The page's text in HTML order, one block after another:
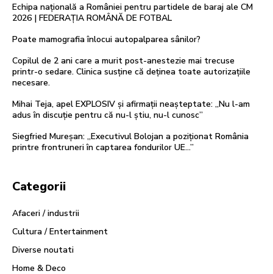
Echipa națională a României pentru partidele de baraj ale CM
2026 | FEDERAȚIA ROMÂNĂ DE FOTBAL
Poate mamografia înlocui autopalparea sânilor?
Copilul de 2 ani care a murit post-anestezie mai trecuse
printr-o sedare. Clinica susține că deținea toate autorizațiile
necesare.
Mihai Teja, apel EXPLOSIV și afirmații neașteptate: „Nu l-am
adus în discuție pentru că nu-l știu, nu-l cunosc”
Siegfried Mureşan: „Executivul Bolojan a poziţionat România
printre frontruneri în captarea fondurilor UE…”
Categorii
Afaceri / industrii
Cultura / Entertainment
Diverse noutati
Home & Deco